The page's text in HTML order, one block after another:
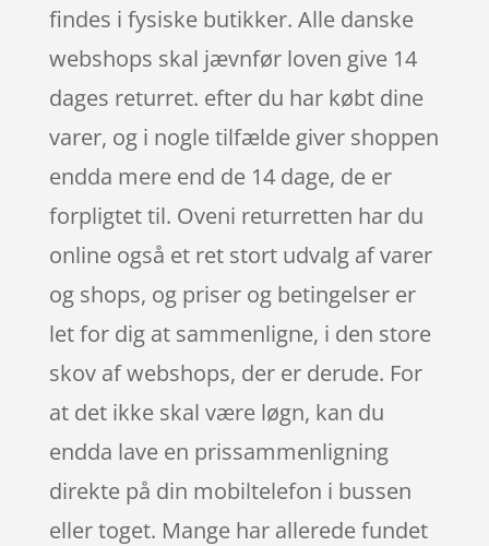
findes i fysiske butikker. Alle danske
webshops skal jævnfør loven give 14
dages returret. efter du har købt dine
varer, og i nogle tilfælde giver shoppen
endda mere end de 14 dage, de er
forpligtet til. Oveni returretten har du
online også et ret stort udvalg af varer
og shops, og priser og betingelser er
let for dig at sammenligne, i den store
skov af webshops, der er derude. For
at det ikke skal være løgn, kan du
endda lave en prissammenligning
direkte på din mobiltelefon i bussen
eller toget. Mange har allerede fundet